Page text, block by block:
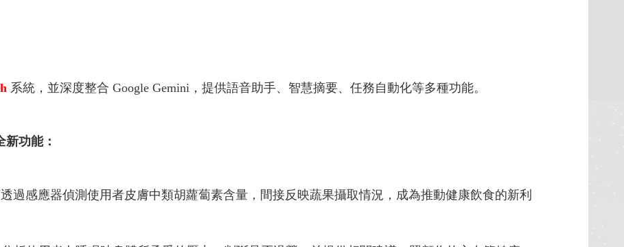
系統，並深度整合 Google Gemini，提供語音助手、智慧摘要、任務自動化等多種功能。
功能：
透過感應器偵測使用者皮膚中類胡蘿蔔素含量，間接反映蔬果攝取情況，成為推動健康飲食的新利